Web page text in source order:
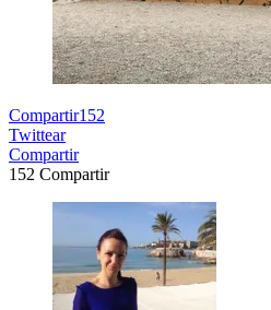
Compartir152
Twittear
Compartir
152 Compartir